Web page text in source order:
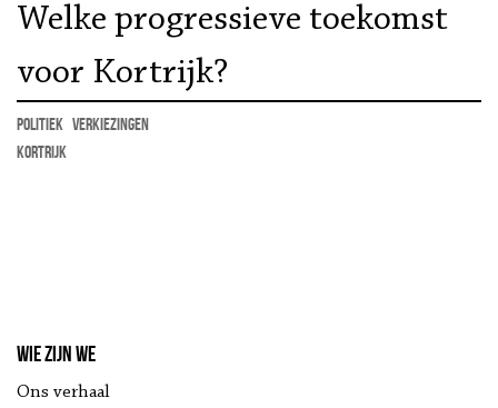
Welke progressieve toekomst
voor Kortrijk?
politiek verkiezingen
kortrijk
Wie zijn we
Ons verhaal